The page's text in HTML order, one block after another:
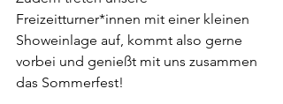
Freizeitturner*innen mit einer kleinen
Showeinlage auf, kommt also gerne
vorbei und genießt mit uns zusammen
das Sommerfest!